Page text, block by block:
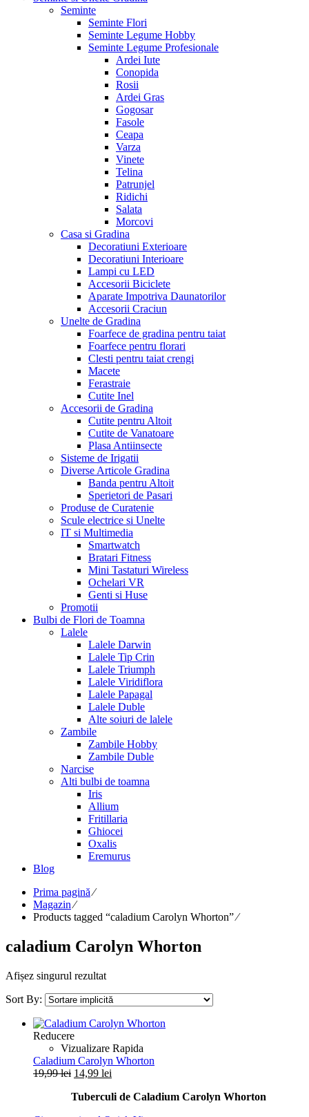
Seminte
Seminte Flori
Seminte Legume Hobby
Seminte Legume Profesionale
Ardei Iute
Conopida
Rosii
Ardei Gras
Gogosar
Fasole
Ceapa
Varza
Vinete
Telina
Patrunjel
Ridichi
Salata
Morcovi
Casa si Gradina
Decoratiuni Exterioare
Decoratiuni Interioare
Lampi cu LED
Accesorii Biciclete
Aparate Impotriva Daunatorilor
Accesorii Craciun
Unelte de Gradina
Foarfece de gradina pentru taiat
Foarfece pentru florari
Clesti pentru taiat crengi
Macete
Ferastraie
Cutite Inel
Accesorii de Gradina
Cutite pentru Altoit
Cutite de Vanatoare
Plasa Antiinsecte
Sisteme de Irigatii
Diverse Articole Gradina
Banda pentru Altoit
Sperietori de Pasari
Produse de Curatenie
Scule electrice si Unelte
IT si Multimedia
Smartwatch
Bratari Fitness
Mini Tastaturi Wireless
Ochelari VR
Genti si Huse
Promotii
Bulbi de Flori de Toamna
Lalele
Lalele Darwin
Lalele Tip Crin
Lalele Triumph
Lalele Viridiflora
Lalele Papagal
Lalele Duble
Alte soiuri de lalele
Zambile
Zambile Hobby
Zambile Duble
Narcise
Alti bulbi de toamna
Iris
Allium
Fritillaria
Ghiocei
Oxalis
Eremurus
Blog
Prima pagină⁄
Magazin ⁄
Products tagged “caladium Carolyn Whorton”⁄
caladium Carolyn Whorton
Afișez singurul rezultat
Sort By:
Reducere
Vizualizare Rapida
Caladium Carolyn Whorton
19,99lei Prețul
a
14,99 lei
este:
Tuberculi de Caladium Carolyn Whorton